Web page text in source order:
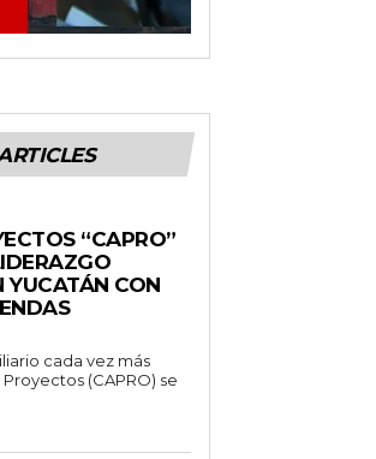
“CAPRO”
YUCATÁN CON
cada vez más
(CAPRO) se